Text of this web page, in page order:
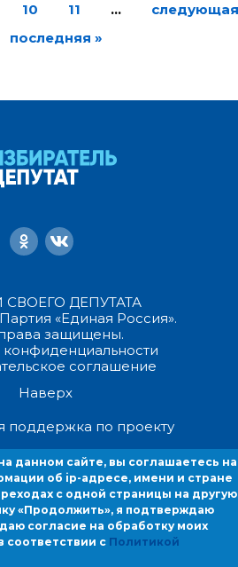
10 11 …
следующая
последняя »
ДЕПУТАТА
«Единая Россия».
защищены.
конфиденциальности
соглашение
Наверх
поддержка по проекту
на данном сайте, вы соглашаетесь на
об ip-адресе, имени и стране домена
с одной страницы на другую и cookies.
данном сайте, вы соглашаетесь на
об ip-адресе, имени и стране
с одной страницы на другую
«Продолжить», я подтверждаю
согласие на обработку моих
соответствии с Политикой